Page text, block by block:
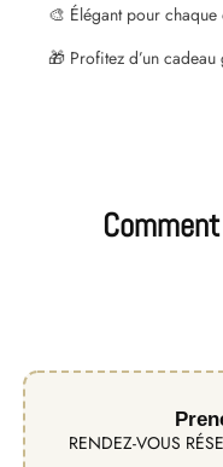
🎨 Élégant pour
🎁 Profitez d’un
RENDEZ-VOUS